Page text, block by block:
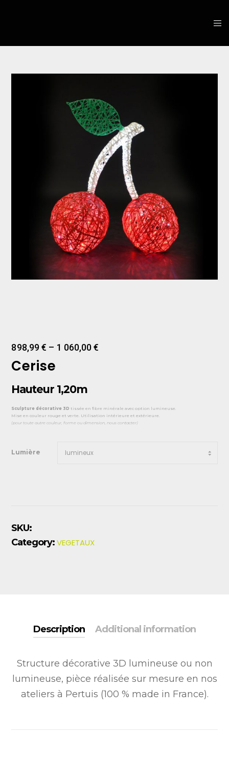
898,99€ – 1 060,00€
Cerise
Hauteur 1,20m
Sculpture décorative 3D tissée en fibre minérale avec option lumineuse.
Mise en couleur rouge et verte. Utilisation intérieure et extérieure.
(pour toute autre couleur, forme ou dimension, nous contacter)
Lumière
SKU:
Category: VEGETAUX
Description Additional information
Structure décorative 3D lumineuse ou non
lumineuse, pièce réalisée sur mesure en nos
ateliers à Pertuis (100 % made in France).